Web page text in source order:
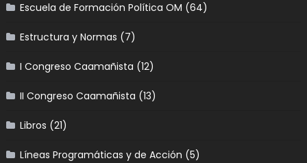
Escuela de Formación Política OM (64)
Estructura y Normas (7)
I Congreso Caamañista (12)
II Congreso Caamañista (13)
Libros (21)
Líneas Programáticas y de Acción (5)